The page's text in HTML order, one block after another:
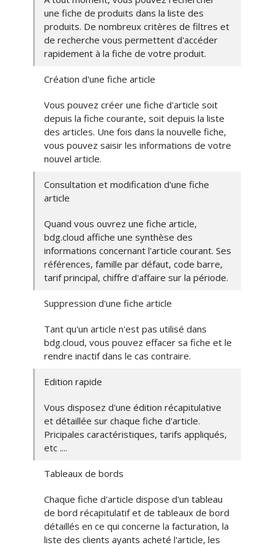
une fiche de produits dans la liste des
produits. De nombreux critères de filtres et
de recherche vous permettent d'accéder
rapidement à la fiche de votre produit.
Création d'une fiche article
Vous pouvez créer une fiche d'article soit
depuis la fiche courante, soit depuis la liste
des articles. Une fois dans la nouvelle fiche,
vous pouvez saisir les informations de votre
nouvel article.
Consultation et modification d'une fiche
article
Quand vous ouvrez une fiche article,
bdg.cloud affiche une synthèse des
informations concernant l'article courant. Ses
références, famille par défaut, code barre,
tarif principal, chiffre d'affaire sur la période.
Suppression d'une fiche article
Tant qu'un article n'est pas utilisé dans
bdg.cloud, vous pouvez effacer sa fiche et le
rendre inactif dans le cas contraire.
Edition rapide
Vous disposez d'une édition récapitulative
et détaillée sur chaque fiche d'article.
Pricipales caractéristiques, tarifs appliqués,
etc ....
Tableaux de bords
Chaque fiche d'article dispose d'un tableau
de bord récapitulatif et de tableaux de bord
détaillés en ce qui concerne la facturation, la
liste des clients ayants acheté l'article, les